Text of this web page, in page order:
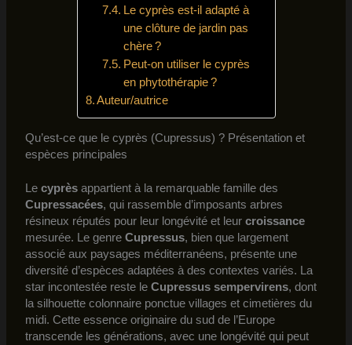
Le cyprès est-il adapté à
une clôture de jardin pas
chère ?
Peut-on utiliser le cyprès
en phytothérapie ?
Auteur/autrice
Qu’est-ce que le cyprès (Cupressus) ? Présentation et
espèces principales
Le cyprèsappartient à la remarquable famille des
Cupressacées, qui rassemble d’imposants arbres
résineux réputés pour leur longévité et leur croissance
mesurée. Le genre Cupressus, bien que largement
associé aux paysages méditerranéens, présente une
diversité d’espèces adaptées à des contextes variés. La
star incontestée reste le Cupressus sempervirens, dont
la silhouette colonnaire ponctue villages et cimetières du
midi. Cette essence originaire du sud de l’Europe
transcende les générations, avec une longévité qui peut